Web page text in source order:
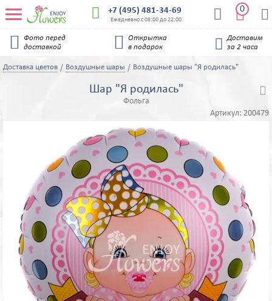
 +7 (495) 481-34-69
Ежедневно с 08:00 до 22:00  
0 

Фото перед
доставкой

Открытка
в подарок

Доставим
за 2 часа
Доставка цветов Воздушные шары Воздушные шары "Я родилась"
Шар "Я родилась"
Фольга
Артикул: 200479
